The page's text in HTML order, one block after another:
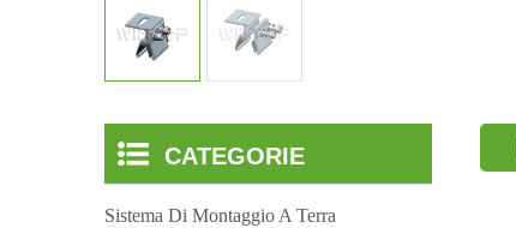
CATEGORIE
Sistema Di Montaggio A Terra